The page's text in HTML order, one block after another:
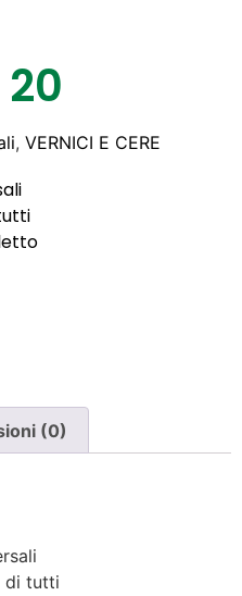
20
, VERNICI E CERE
(0)
di tutti